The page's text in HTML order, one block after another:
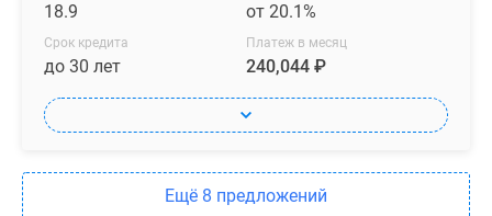
18.9 от 20.1%
Срок кредита
до 30 лет
Платеж в месяц
240,044 ₽
Ещё 8 предложений